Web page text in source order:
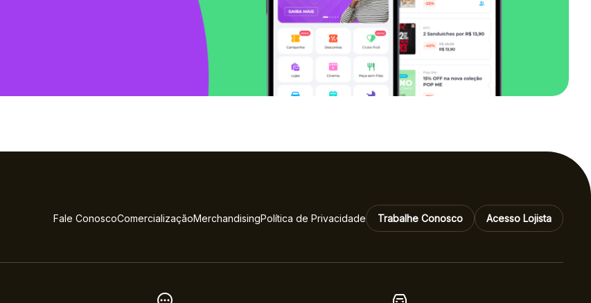
Fale ConoscoComercializaçãoMerchandisingPolítica de Privacidade Trabalhe Conosco Acesso Lojista